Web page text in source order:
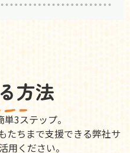
方法
3ステップ。
たちまで支援できる弊社サ
用ください。